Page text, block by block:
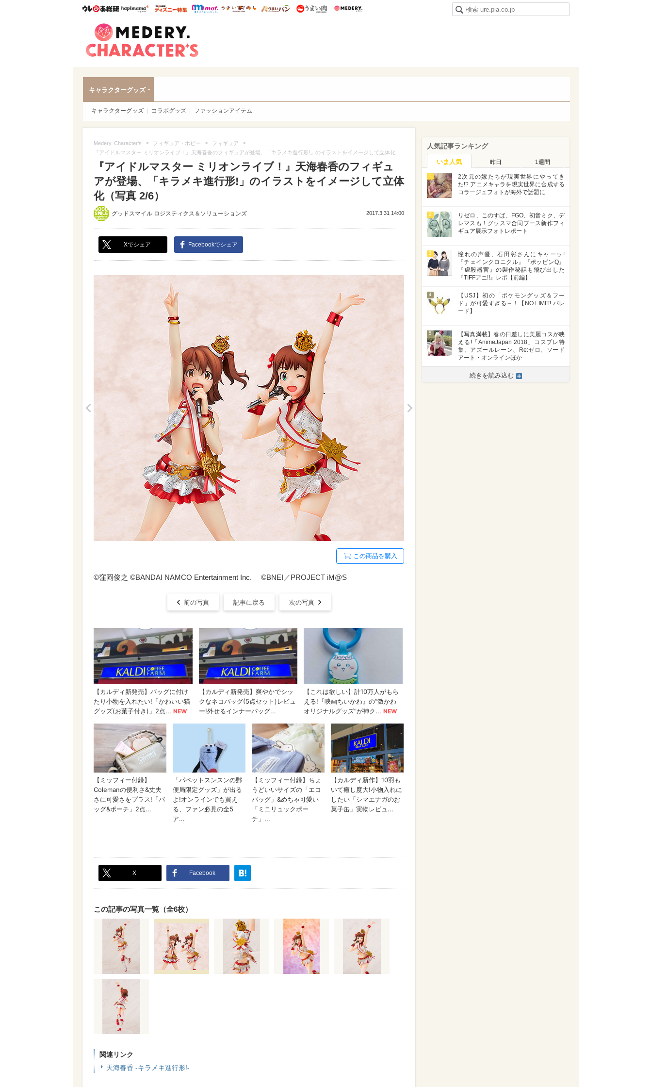
ウレぴあ総研ハピママ* ウレぴあ総研 ディズニー特集
mimot. うまいめし うまいパン うまい肉
キャラクターグッズ
キャラクターグッズ コラボグッズ ファッションアイテム
Medery. Character's > フィギュア・ホビー > フィギュア >
『アイドルマスター ミリオンライブ！』天海春香のフィギュアが登場、「キラメキ進行形!」のイラストをイメージして立体化
『アイドルマスター ミリオンライブ！』天海春香のフィギュ
アが登場、「キラメキ進行形!」のイラストをイメージして立体
化（写真 2/6）
グッドスマイル ロジスティクス＆ソリューションズ 2017.3.31 14:00
Xでシェア Facebookでシェア
この商品を購入
©窪岡俊之 ©BANDAI NAMCO Entertainment Inc. ©BNEI／PROJECT iM@S
前の写真 記事に戻る 次の写真
X Facebook
この記事の写真一覧（全6枚）
関連リンク
天海春香 -キラメキ進行形!-
人気記事ランキング
いま人気 昨日 1週間
1
2次元の嫁たちが現実世界にやってき
た!? アニメキャラを現実世界に合成する
コラージュフォトが海外で話題に
2
リゼロ、このすば、FGO、初音ミク、デ
レマスも！グッスマ合同ブース新作フィ
ギュア展示フォトレポート
3
憧れの声優、石田彰さんにキャーッ!
『チェインクロニクル』『ポッピンQ』
『虐殺器官』の製作秘話も飛び出した
『TIFFアニ!!』レポ【前編】
4
【USJ】初の「ポケモングッズ＆フー
ド」が可愛すぎる～！【NO LIMIT! パレ
ード】
5
【写真満載】春の日差しに美麗コスが映
える!「AnimeJapan 2018」コスプレ特
集、アズールレーン、Re:ゼロ、ソード
アート・オンラインほか
続きを読み込む